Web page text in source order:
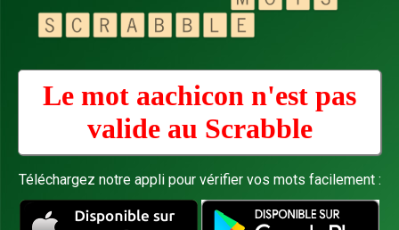
Le mot aachicon n'est pas
valide au Scrabble
Téléchargez notre appli pour vérifier vos mots facilement :